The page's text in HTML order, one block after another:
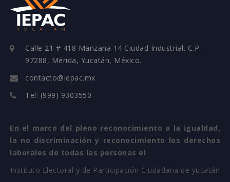
Calle 21 # 418 Manzana 14 Ciudad Industrial. C.P.
97288, Mérida, Yucatán, México.
contacto@iepac.mx
Tel: (999) 9303550
En el marco del pleno reconocimiento a la igualdad,
la no discriminación y reconocimiento los derechos
laborales de todas las personas el
Instituto Electoral y de Participación Ciudadana de yucatán